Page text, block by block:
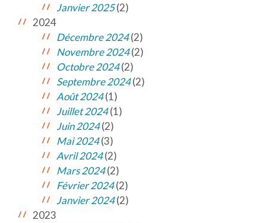
Janvier 2025(2)
2024
Décembre 2024(2)
Novembre 2024(2)
Octobre 2024(2)
Septembre 2024(2)
Août 2024(1)
Juillet 2024(1)
Juin 2024(2)
Mai 2024(3)
Avril 2024(2)
Mars 2024(2)
Février 2024(2)
Janvier 2024(2)
2023